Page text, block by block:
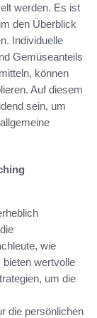
werden. Es ist
den Überblick
Individuelle
Gemüseanteils
können
Auf diesem
sein, um
wie
wertvolle
um die
die persönlichen